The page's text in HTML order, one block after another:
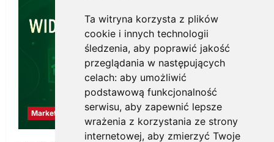
Ta witryna korzysta z plików
cookie i innych technologii
śledzenia, aby poprawić jakość
przeglądania w następujących
celach: aby umożliwić
podstawową funkcjonalność
serwisu, aby zapewnić lepsze
wrażenia z korzystania ze strony
internetowej, aby zmierzyć Twoje
Marketing